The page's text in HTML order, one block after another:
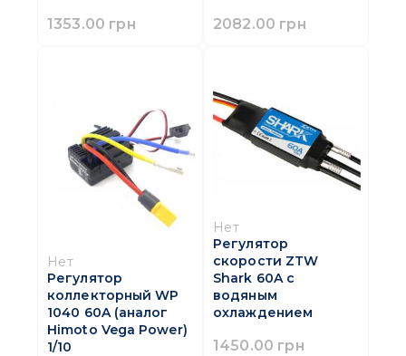
1353.00 грн 2082.00 грн
Нет
Регулятор
коллекторный WP
1040 60A (аналог
Himoto Vega Power)
1/10
Нет
Регулятор
скорости ZTW
Shark 60A с
водяным
охлаждением
1450.00 грн